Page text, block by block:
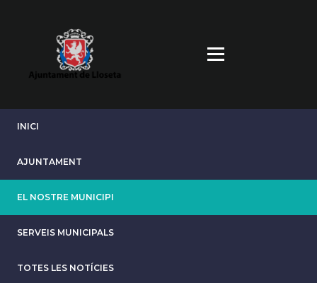
INICI
AJUNTAMENT
EL NOSTRE MUNICIPI
SERVEIS MUNICIPALS
TOTES LES NOTÍCIES